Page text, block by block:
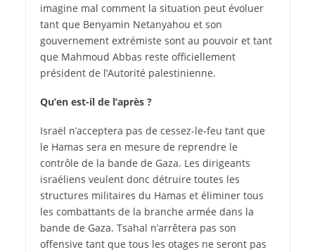
imagine mal comment la situation peut évoluer
tant que Benyamin Netanyahou et son
gouvernement extrémiste sont au pouvoir et tant
que Mahmoud Abbas reste officiellement
président de l’Autorité palestinienne.
Qu’en est-il de l’après ?
Israël n’acceptera pas de cessez-le-feu tant que
le Hamas sera en mesure de reprendre le
contrôle de la bande de Gaza. Les dirigeants
israéliens veulent donc détruire toutes les
structures militaires du Hamas et éliminer tous
les combattants de la branche armée dans la
bande de Gaza. Tsahal n’arrêtera pas son
offensive tant que tous les otages ne seront pas